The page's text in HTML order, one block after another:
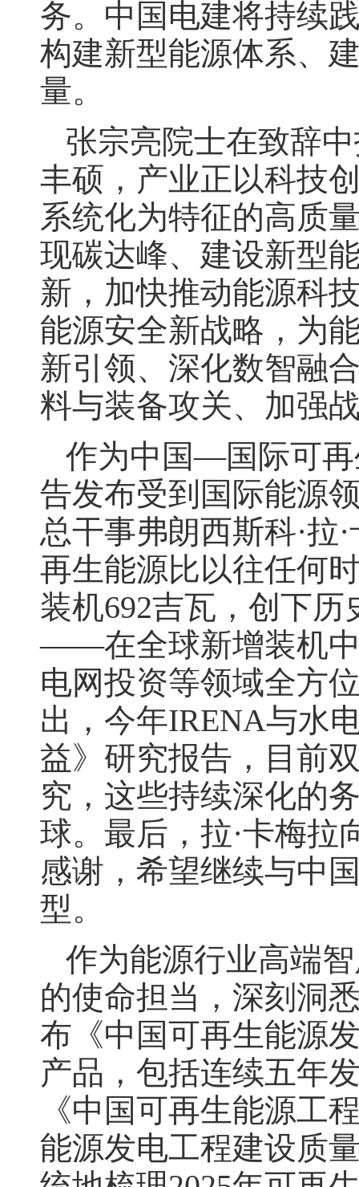
务。中国电建将持续
构建新型能源体系、
量。
张宗亮院士在致辞
丰硕，产业正以科技
系统化为特征的高质
现碳达峰、建设新型
新，加快推动能源科
能源安全新战略，为
新引领、深化数智融
料与装备攻关、加强
作为中国—国际可再
告发布受到国际能源
总干事弗朗西斯科·拉
再生能源比以往任何
装机692吉瓦，创下
——在全球新增装机中
电网投资等领域全方
出，今年IRENA与水
益》研究报告，目前
究，这些持续深化的
球。最后，拉·卡梅
感谢，希望继续与中
型。
作为能源行业高端
的使命担当，深刻洞
布《中国可再生能源
产品，包括连续五年
《中国可再生能源工
能源发电工程建设质